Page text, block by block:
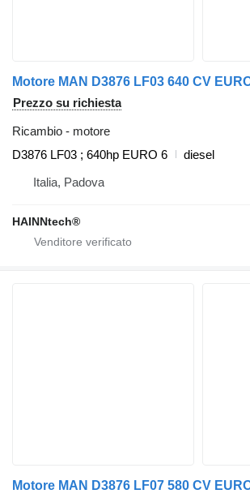
Prezzo su richiesta
Ricambio - motore
D3876 LF03 ; 640hp EURO 6
diesel
Italia, Padova
HAINNtech®